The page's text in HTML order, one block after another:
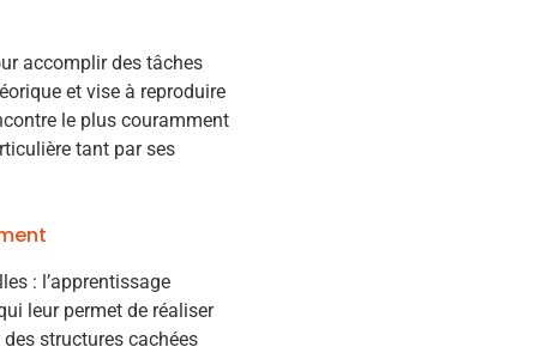
accomplir des tâches
et vise à reproduire
le plus couramment
tant par ses
: l’apprentissage
leur permet de réaliser
structures cachées